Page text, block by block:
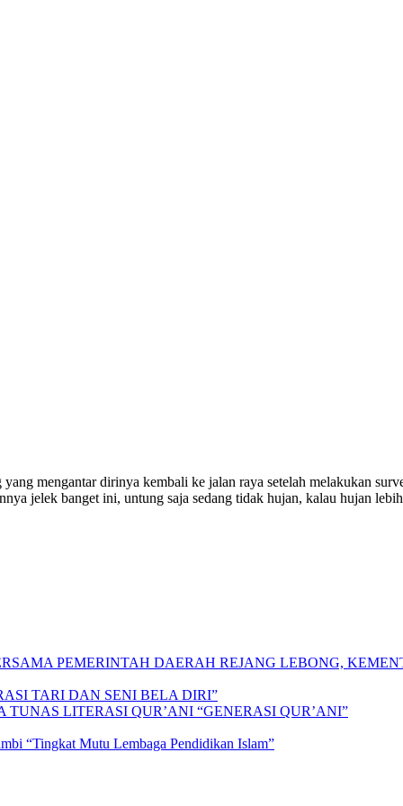
mengantar dirinya kembali ke jalan raya setelah melakukan
jelek banget ini, untung saja sedang tidak hujan, kalau hujan
PEMERINTAH DAERAH REJANG LEBONG,
TARI DAN SENI BELA DIRI”
LITERASI QUR’ANI “GENERASI QUR’ANI”
“Tingkat Mutu Lembaga Pendidikan Islam”